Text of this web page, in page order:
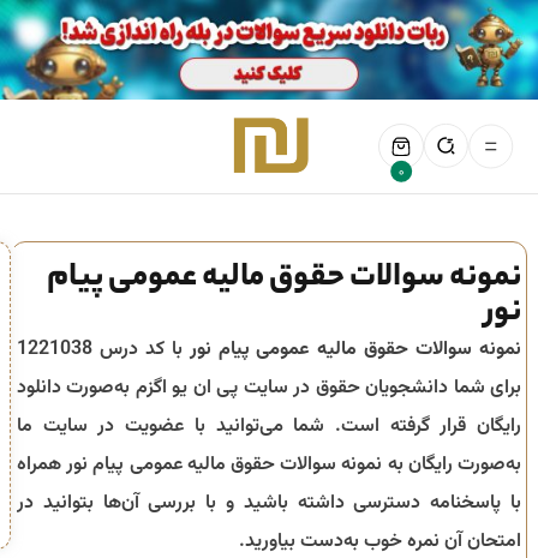
0
نمونه سوالات حقوق مالیه عمومی پیام
نور
نمونه سوالات حقوق مالیه عمومی پیام نور
با کد درس 1221038
برای شما دانشجویان حقوق در سایت پی ان یو اگزم به‌صورت دانلود
رایگان قرار گرفته است. شما می‌توانید با عضویت در سایت ما
به‌صورت رایگان به نمونه سوالات حقوق مالیه عمومی پیام نور همراه
با پاسخنامه دسترسی داشته باشید و با بررسی آن‌ها بتوانید در
امتحان آن نمره خوب به‌دست بیاورید.